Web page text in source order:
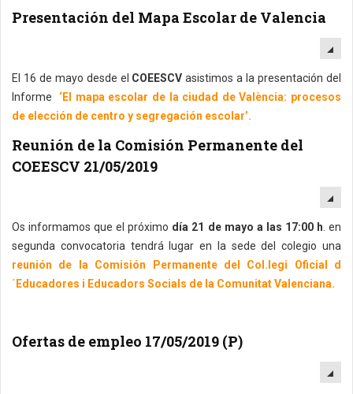
Presentación del Mapa Escolar de Valencia
El 16 de mayo desde el COEESCV asistimos a la presentación del
Informe ‘El mapa escolar de la ciudad de València: procesos
de elección de centro y segregación escolar’.
Reunión de la Comisión Permanente del
COEESCV 21/05/2019
Os informamos que el próximo día 21 de mayo a las 17:00 h . en
segunda convocatoria tendrá lugar en la sede del colegio una
reunión de la Comisión Permanente del Col.legi Oficial d
´Educadores i Educadors Socials de la Comunitat Valenciana.
Ofertas de empleo 17/05/2019 (P)